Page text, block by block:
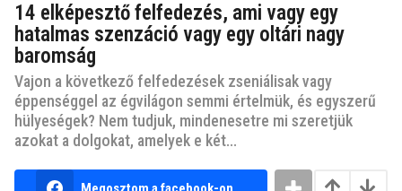
14 elképesztő felfedezés, ami vagy egy
hatalmas szenzáció vagy egy oltári nagy
baromság
Vajon a következő felfedezések zseniálisak vagy
éppenséggel az égvilágon semmi értelmük, és egyszerű
hülyeségek? Nem tudjuk, mindenesetre mi szeretjük
azokat a dolgokat, amelyek e két...